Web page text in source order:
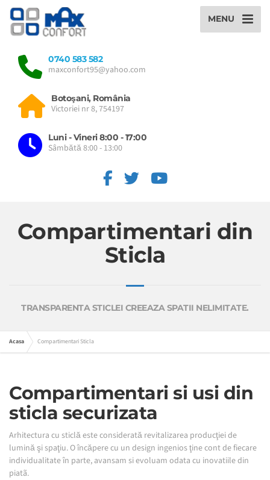
MENU
0740 583 582
maxconfort95@yahoo.com
Botoşani, România
Victoriei nr 8, 754197
Luni - Vineri 8:00 - 17:00
Sâmbătă 8:00 - 13:00
Comparti­mentari din
Sticla
TRANSPARENTA STICLEI CREEAZA SPATII NELIMITATE.
Acasa Compartimentari Sticla
Compartimen­tari si usi din
sticla securizata
Arhitectura cu sticlă este considerată revitalizarea producţiei de
lumină şi spaţiu. O încăpere cu un design ingenios ţine cont de fiecare
individualitate în parte, avansam si evoluam odata cu inovatiile din
piatã.